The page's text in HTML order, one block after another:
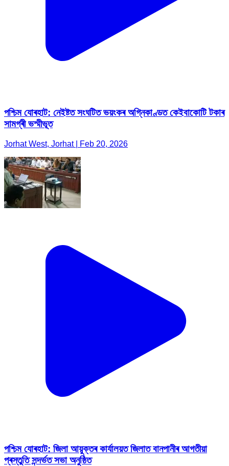
পশ্চিম যোৰহাট: নেইষ্টত সংঘটিত ভয়ংকৰ অগ্নিকাণ্ডত কেইবাকোটি টকাৰ
সামগ্ৰী ভস্মীভূত
Jorhat West, Jorhat | Feb 20, 2026
পশ্চিম যোৰহাট: জিলা আয়ুক্তৰ কাৰ্যালয়ত জিলাত বানপানীৰ আগতীয়া
প্ৰস্তুতি সন্দৰ্ভত সভা অনুষ্ঠিত